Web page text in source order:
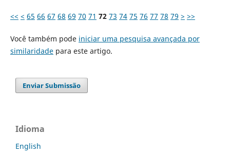
<< < 65 66 67 68 69 70 71 72 73 74 75 76 77 78 79 > >>
Você também pode iniciar uma pesquisa avançada por
similaridadepara este artigo.
Enviar Submissão
Idioma
English